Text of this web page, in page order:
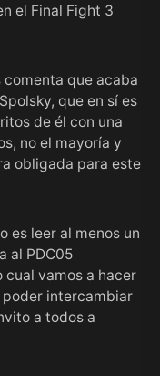
el Final Fight 3
comenta que acaba
, que en sí es
de él con una
no el mayoría y
obligada para este
es leer al menos un
al PDC05
vamos a hacer
intercambiar
a todos a